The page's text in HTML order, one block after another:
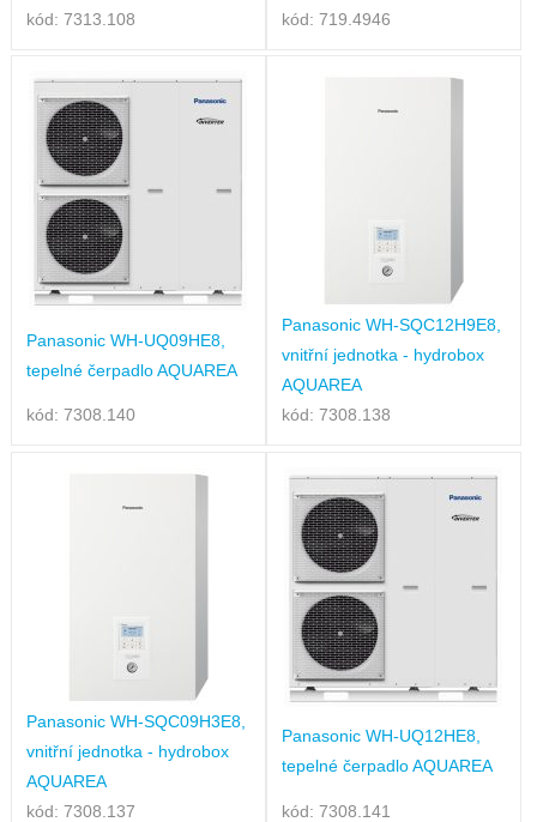
kód: 7313.108
kód: 719.4946
Panasonic WH-UQ09HE8,
tepelné čerpadlo AQUAREA
kód: 7308.140
Panasonic WH-SQC12H9E8,
vnitřní jednotka - hydrobox
AQUAREA
kód: 7308.138
Panasonic WH-SQC09H3E8,
vnitřní jednotka - hydrobox
AQUAREA
kód: 7308.137
Panasonic WH-UQ12HE8,
tepelné čerpadlo AQUAREA
kód: 7308.141